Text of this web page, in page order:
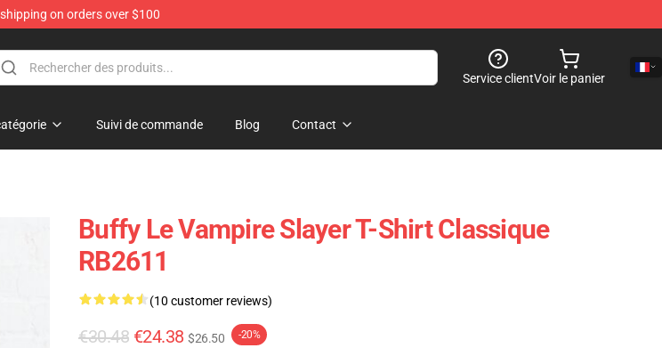
shipping on orders over $100
Service clientVoir le panier
Suivi de commande Blog Contact
Buffy Le Vampire Slayer T-Shirt Classique
RB2611
(10 customer reviews)
€30.48 €24.38 $26.50 -20%